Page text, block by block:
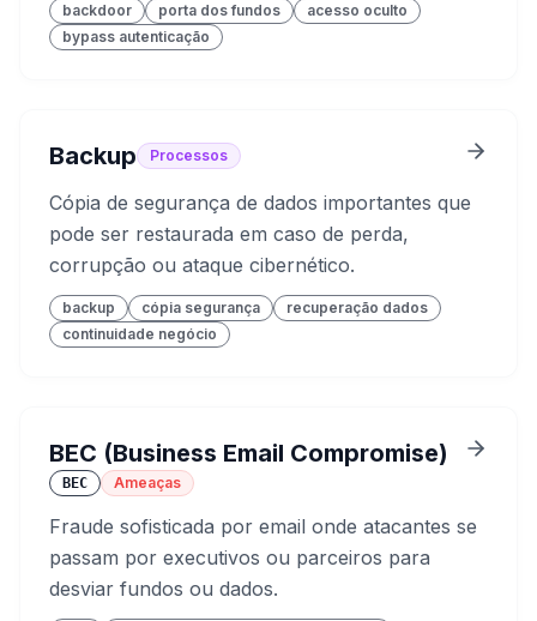
backdoor porta dos fundos
acesso oculto
bypass autenticação
Backup Processos
Cópia de segurança de dados importantes que
pode ser restaurada em caso de perda,
corrupção ou ataque cibernético.
backup cópia segurança
recuperação dados
continuidade negócio
BEC (Business Email Compromise)
BEC Ameaças
Fraude sofisticada por email onde atacantes se
passam por executivos ou parceiros para
desviar fundos ou dados.